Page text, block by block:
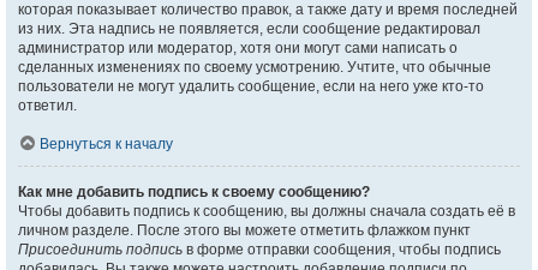
которая показывает количество правок, а также дату и время последней
из них. Эта надпись не появляется, если сообщение редактировал
администратор или модератор, хотя они могут сами написать о
сделанных изменениях по своему усмотрению. Учтите, что обычные
пользователи не могут удалить сообщение, если на него уже кто-то
ответил.
Вернуться к началу
Как мне добавить подпись к своему сообщению?
Чтобы добавить подпись к сообщению, вы должны сначала создать её в
личном разделе. После этого вы можете отметить флажком пункт
Присоединить подпись в форме отправки сообщения, чтобы подпись